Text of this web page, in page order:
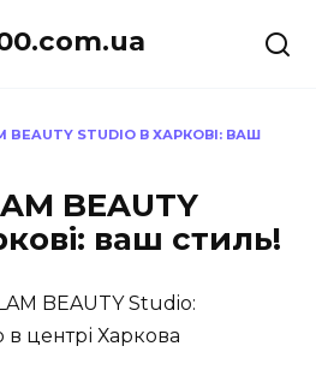
BEAUTY STUDIO В ХАРКОВІ: ВАШ
BEAUTY
ваш стиль!
BEAUTY Studio:
в центрі Харкова